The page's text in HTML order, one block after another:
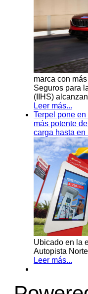
marca con
Seguros para
(IIHS)
Leer más...
Terpel pone
más potente
carga hasta en
Ubicado en la
Autopista
Leer más...